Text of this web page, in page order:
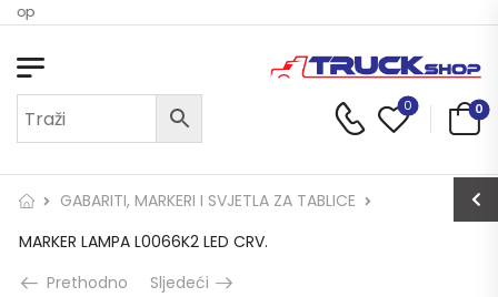
0 0
GABARITI, MARKERI I SVJETLA ZA TABLICE
MARKER LAMPA L0066K2 LED CRV.
Prethodno
Sljedeći